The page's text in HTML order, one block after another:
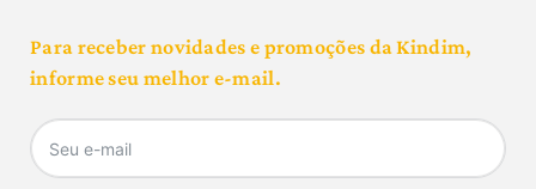
Para receber novidades e promoções da Kindim,
informe seu melhor e-mail.